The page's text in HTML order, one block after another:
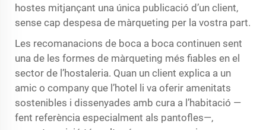
hostes mitjançant una única publicació d’un client,
sense cap despesa de màrqueting per la vostra part.
Les recomanacions de boca a boca continuen sent
una de les formes de màrqueting més fiables en el
sector de l’hostaleria. Quan un client explica a un
amic o company que l’hotel li va oferir amenitats
sostenibles i dissenyades amb cura a l’habitació —
fent referència especialment als pantofles—,